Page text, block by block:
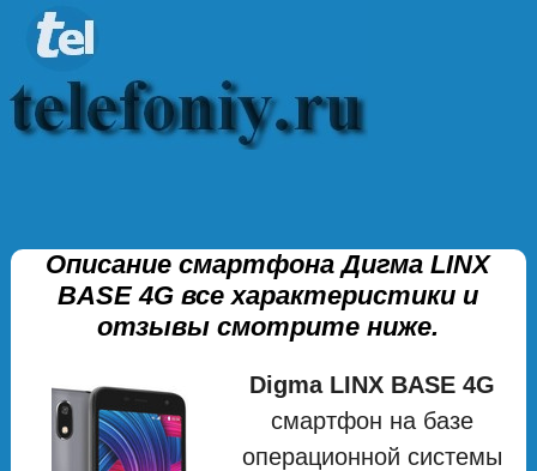
Описание смартфона Дигма LINX
BASE 4G все характеристики и
отзывы смотрите ниже.
Digma LINX BASE 4G
смартфон на базе
операционной системы